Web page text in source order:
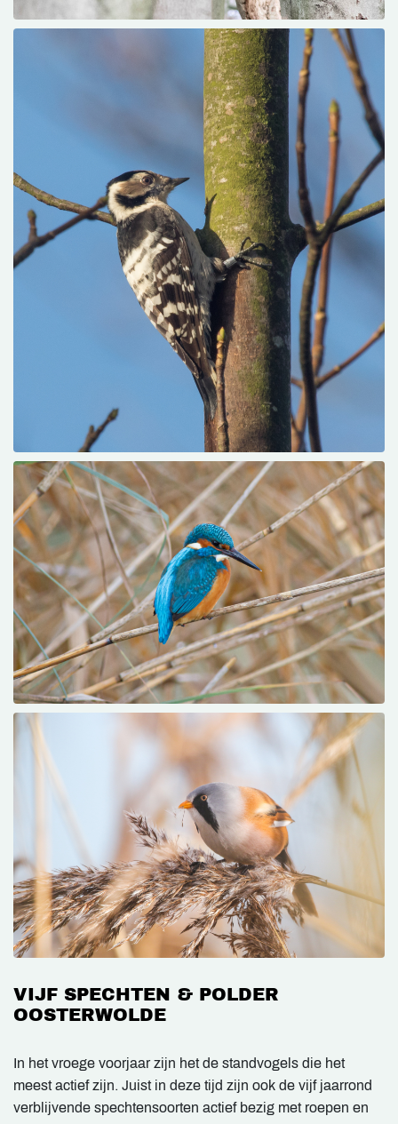
VIJF SPECHTEN & POLDER
OOSTERWOLDE
In het vroege voorjaar zijn het de standvogels die het
meest actief zijn. Juist in deze tijd zijn ook de vijf jaarrond
verblijvende spechtensoorten actief bezig met roepen en